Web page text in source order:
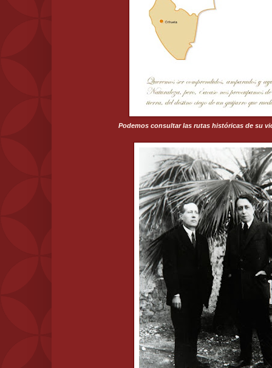
Podemos consultar las rutas históricas de su